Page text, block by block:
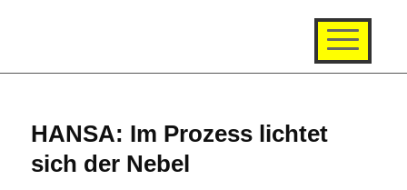
HANSA: Im Prozess lichtet
sich der Nebel